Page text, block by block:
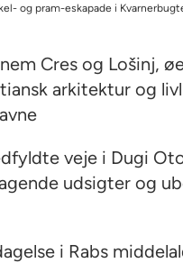
og pram-eskapade i
Cres og Lošinj,
arkitektur og
veje i Dugi
udsigter og
i Rabs